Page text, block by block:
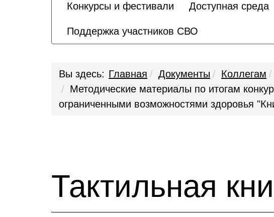
Конкурсы и фестивали Доступная среда
Поддержка участников СВО
Вы здесь: Главная Документы Коллегам
Методические материалы по итогам
ограниченными возможностями здоровья
Тактильная